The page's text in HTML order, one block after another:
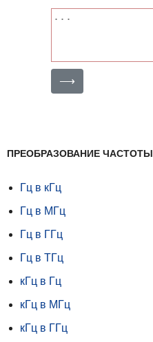
⟶
ПРЕОБРАЗОВАНИЕ ЧАСТОТЫ
Гц в кГц
Гц в МГц
Гц в ГГц
Гц в ТГц
кГц в Гц
кГц в МГц
кГц в ГГц